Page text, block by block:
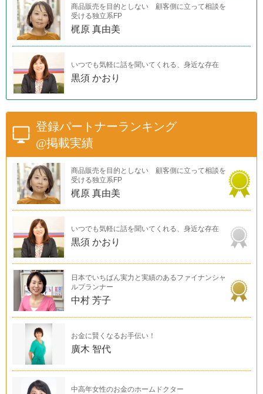
商品販売を目的としない 顧客側に立って相談を
受ける独立系FP
梶原 真由美
いつでも気軽に話を聞いてくれる、身近な存在
黒須 かおり
登録パートナーランキング
@掲載実績
商品販売を目的としない 顧客側に立って相談を
受ける独立系FP
梶原 真由美
いつでも気軽に話を聞いてくれる、身近な存在
黒須 かおり
日本でいちばん実力と実績のあるファイナンシャ
ルプランナー
中村 芳子
お金に賢くなるお手伝い！
廣木 智代
中高年女性のお金のホームドクター